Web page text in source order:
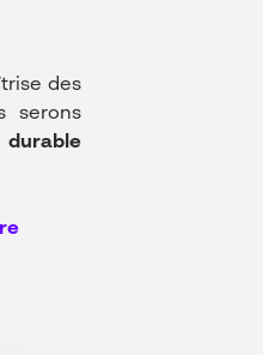
des
serons
durable